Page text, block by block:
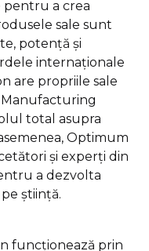
pentru a crea
sale sunt
potență și
internaționale
are propriile sale
Manufacturing
total asupra
Optimum
și experți din
a dezvolta
știință.
funcționează prin